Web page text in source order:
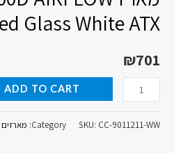
Glass White ATX
₪701
Glass
White
quantity
ADD TO CART
SKU: CC-9011211-WW
Category: מארזים